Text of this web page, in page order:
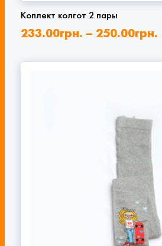
Коплект колгот 2 пары
233.00грн. – 250.00грн.